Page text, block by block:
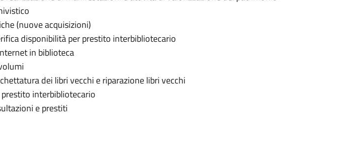
(nuove acquisizioni)
disponibilità per prestito interbibliotecario
in biblioteca
dei libri vecchi e riparazione libri vecchi
interbibliotecario
e prestiti